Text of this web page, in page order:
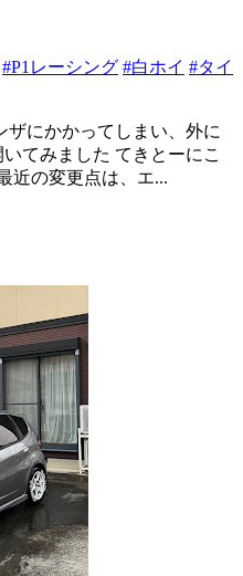
#P1レーシング #白ホイ #タイ
ザにかかってしまい、外に
てみました てきとーにこ
近の変更点は、エ...